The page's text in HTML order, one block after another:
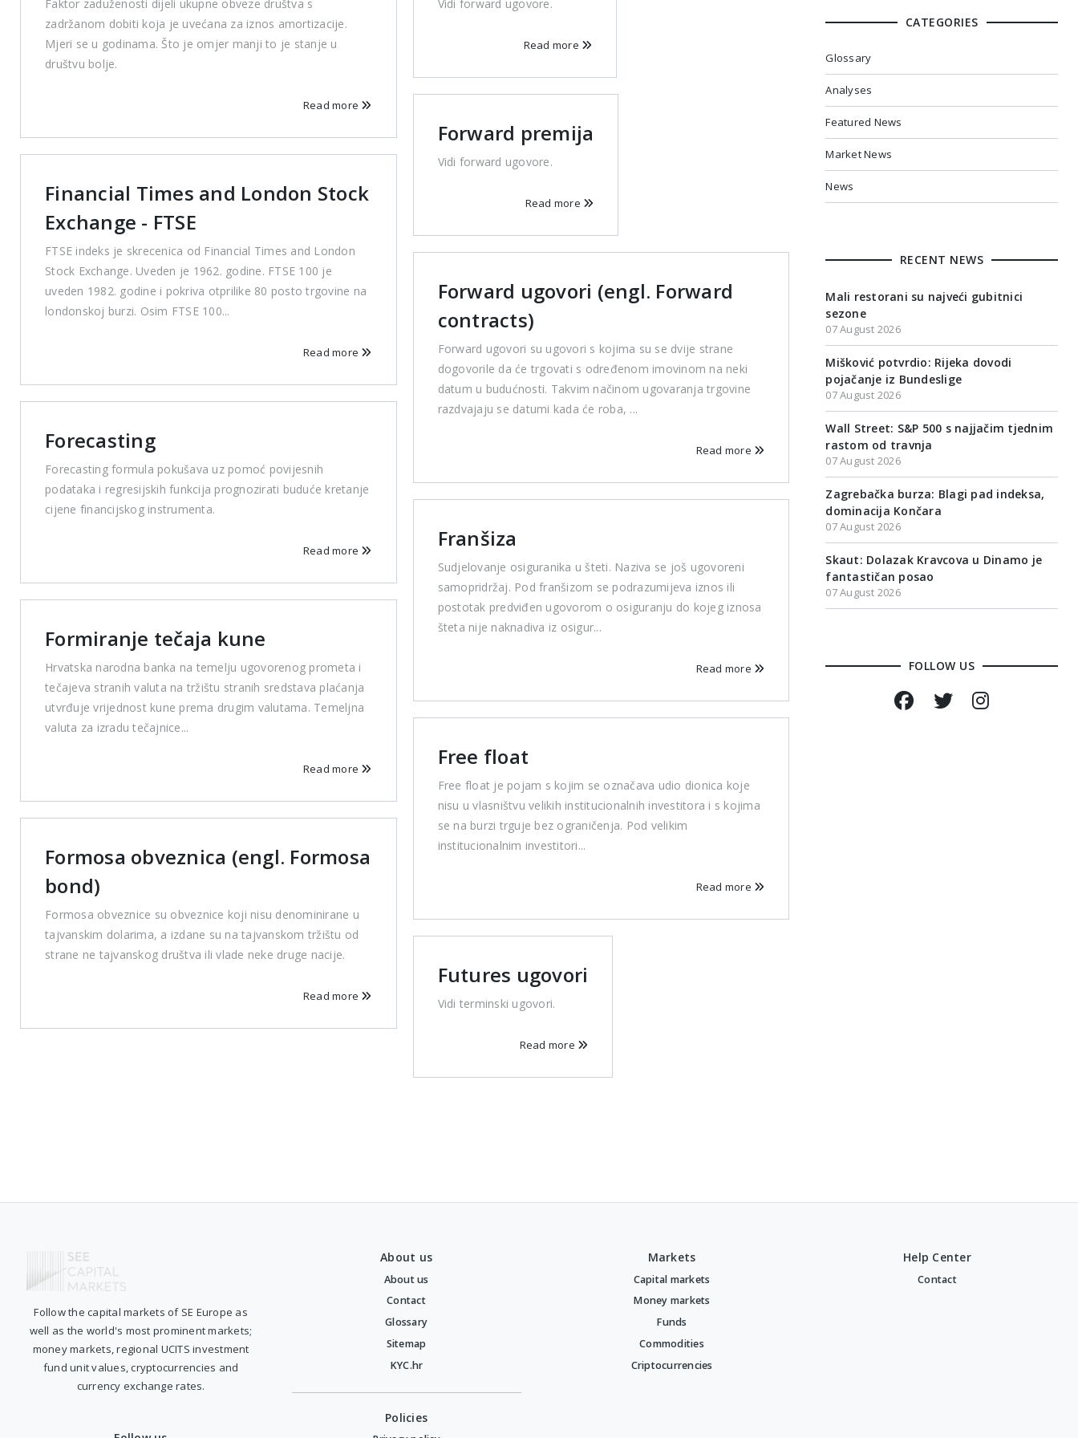
Faktor zaduženosti dijeli ukupne obveze društva s
zadržanom dobiti koja je uvećana za iznos amortizacije.
Mjeri se u godinama. Što je omjer manji to je stanje u
društvu bolje.
Read more
Financial Times and London Stock
Exchange - FTSE
FTSE indeks je skrecenica od Financial Times and London
Stock Exchange. Uveden je 1962. godine. FTSE 100 je
uveden 1982. godine i pokriva otprilike 80 posto trgovine na
londonskoj burzi. Osim FTSE 100...
Read more
Forecasting
Forecasting formula pokušava uz pomoć povijesnih
podataka i regresijskih funkcija prognozirati buduće kretanje
cijene financijskog instrumenta.
Read more
Formiranje tečaja kune
Hrvatska narodna banka na temelju ugovorenog prometa i
tečajeva stranih valuta na tržištu stranih sredstava plaćanja
utvrđuje vrijednost kune prema drugim valutama. Temeljna
valuta za izradu tečajnice...
Read more
Formosa obveznica (engl. Formosa
bond)
Formosa obveznice su obveznice koji nisu denominirane u
tajvanskim dolarima, a izdane su na tajvanskom tržištu od
strane ne tajvanskog društva ili vlade neke druge nacije.
Read more
Vidi forward ugovore.
Read more
Forward premija
Vidi forward ugovore.
Read more
Forward ugovori (engl. Forward
contracts)
Forward ugovori su ugovori s kojima su se dvije strane
dogovorile da će trgovati s određenom imovinom na neki
datum u budućnosti. Takvim načinom ugovaranja trgovine
razdvajaju se datumi kada će roba, ...
Read more
Franšiza
Sudjelovanje osiguranika u šteti. Naziva se još ugovoreni
samopridržaj. Pod franšizom se podrazumijeva iznos ili
postotak predviđen ugovorom o osiguranju do kojeg iznosa
šteta nije naknadiva iz osigur...
Read more
Free float
Free float je pojam s kojim se označava udio dionica koje
nisu u vlasništvu velikih institucionalnih investitora i s kojima
se na burzi trguje bez ograničenja. Pod velikim
institucionalnim investitori...
Read more
Futures ugovori
Vidi terminski ugovori.
Read more
CATEGORIES
Glossary
Analyses
Featured News
Market News
News
RECENT NEWS
Mali restorani su najveći gubitnici
sezone
07 August 2026
Mišković potvrdio: Rijeka dovodi
pojačanje iz Bundeslige
07 August 2026
Wall Street: S&P 500 s najjačim tjednim
rastom od travnja
07 August 2026
Zagrebačka burza: Blagi pad indeksa,
dominacija Končara
07 August 2026
Skaut: Dolazak Kravcova u Dinamo je
fantastičan posao
07 August 2026
FOLLOW US
Follow the capital markets of SE Europe as
well as the world's most prominent markets;
money markets, regional UCITS investment
fund unit values, cryptocurrencies and
currency exchange rates.
About us
About us
Contact
Glossary
Sitemap
KYC.hr
Policies
Markets
Capital markets
Money markets
Funds
Commodities
Criptocurrencies
Help Center
Contact